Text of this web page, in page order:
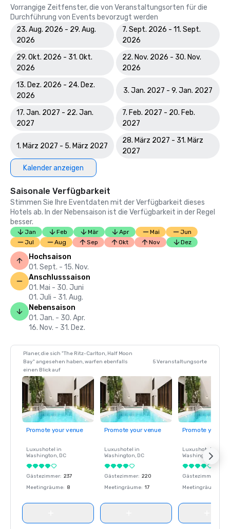
Vorrangige Zeitfenster, die von Veranstaltungsorten für die
Durchführung von Events bevorzugt werden
23. Aug. 2026 - 29. Aug.
2026
7. Sept. 2026 - 11. Sept.
2026
29. Okt. 2026 - 31. Okt.
2026
22. Nov. 2026 - 30. Nov.
2026
13. Dez. 2026 - 24. Dez.
2026
3. Jan. 2027 - 9. Jan. 2027
17. Jan. 2027 - 22. Jan.
2027
7. Feb. 2027 - 20. Feb.
2027
1. März 2027 - 5. März 2027
28. März 2027 - 31. März
2027
Kalender anzeigen
Saisonale Verfügbarkeit
Stimmen Sie Ihre Eventdaten mit der Verfügbarkeit dieses
Hotels ab. In der Nebensaison ist die Verfügbarkeit in der Regel
besser.
Jan Feb Mär Apr Mai
Jun
Jul
Aug Sep Okt Nov Dez
Hochsaison
01. Sept. - 15. Nov.
Anschlusssaison
01. Mai - 30. Juni
01. Juli - 31. Aug.
Nebensaison
01. Jan. - 30. Apr.
16. Nov. - 31. Dez.
Planer, die sich "The Ritz-Carlton, Half Moon
Bay" angesehen haben, warfen ebenfalls
einen Blick auf
5 Veranstaltungsorte
Promote your venue
Luxushotel in
Washington, DC
Gästezimmer: 237
Meetingräume: 8
Promote your venue
Luxushotel in
Washington, DC
Gästezimmer: 220
Meetingräume: 17
Promote your
Luxushotel in
Washington
Gästezimmer
Meetingräume